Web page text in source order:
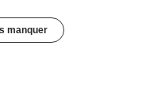
manquer